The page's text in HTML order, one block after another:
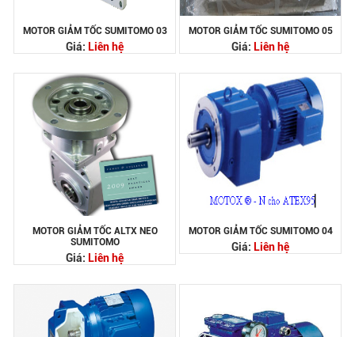
MOTOR GIẢM TỐC SUMITOMO 03
Giá: Liên hệ
MOTOR GIẢM TỐC SUMITOMO 05
Giá: Liên hệ
MOTOR GIẢM TỐC ALTX NEO
SUMITOMO
Giá: Liên hệ
MOTOR GIẢM TỐC SUMITOMO 04
Giá: Liên hệ